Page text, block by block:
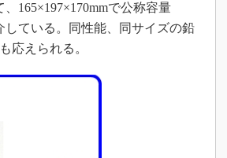
165×197×170mmで公称容量
ている。同性能、同サイズの鉛
応えられる。